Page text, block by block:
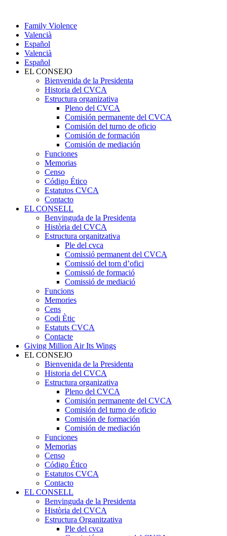
Family Violence
Valencià
Español
Valencià
Español
EL CONSEJO
Bienvenida de la Presidenta
Historia del CVCA
Estructura organizativa
Pleno del CVCA
Comisión permanente del CVCA
Comisión del turno de oficio
Comisión de formación
Comisión de mediación
Funciones
Memorias
Censo
Código Ético
Estatutos CVCA
Contacto
EL CONSELL
Benvinguda de la Presidenta
Història del CVCA
Estructura organitzativa
Ple del cvca
Comissió permanent del CVCA
Comissió del torn d’ofici
Comissió de formació
Comissió de mediació
Funcions
Memories
Cens
Codi Ètic
Estatuts CVCA
Contacte
Giving Million Air Its Wings
EL CONSEJO
Bienvenida de la Presidenta
Historia del CVCA
Estructura organizativa
Pleno del CVCA
Comisión permanente del CVCA
Comisión del turno de oficio
Comisión de formación
Comisión de mediación
Funciones
Memorias
Censo
Código Ético
Estatutos CVCA
Contacto
EL CONSELL
Benvinguda de la Presidenta
Història del CVCA
Estructura Organitzativa
Ple del cvca